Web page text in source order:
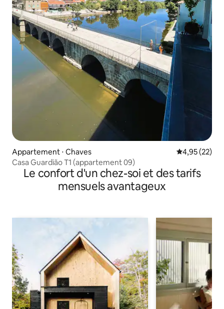
Appartement ⋅ Chaves Évaluation
4,95 (22)
Casa Guardião T1 (appartement 09)
Le confort d'un chez-soi et des tarifs
mensuels avantageux